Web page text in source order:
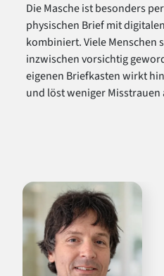
Die Masche ist besonders
physischen Brief mit
kombiniert. Viele Menschen
inzwischen vorsichtig
eigenen Briefkasten wirkt
und löst weniger Misstrauen